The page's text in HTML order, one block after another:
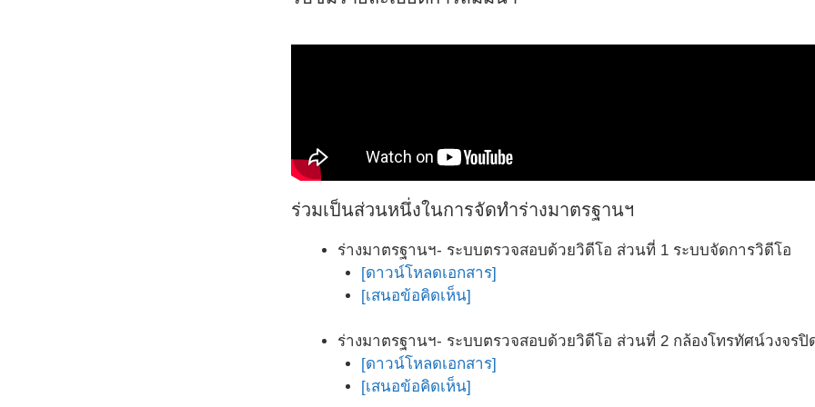
ร่วมเป็นส่วนหนึ่งในการจัดทำร่างมาตรฐานฯ
ร่างมาตรฐานฯ- ระบบตรวจสอบด้วยวิดีโอ ส่วนที่ 1 ระบบจัดการวิดีโอ
[ดาวน์โหลดเอกสาร]
[เสนอข้อคิดเห็น]
ร่างมาตรฐานฯ- ระบบตรวจสอบด้วยวิดีโอ ส่วนที่ 2 กล้องโทรทัศน์วงจรปิ
[ดาวน์โหลดเอกสาร]
[เสนอข้อคิดเห็น]